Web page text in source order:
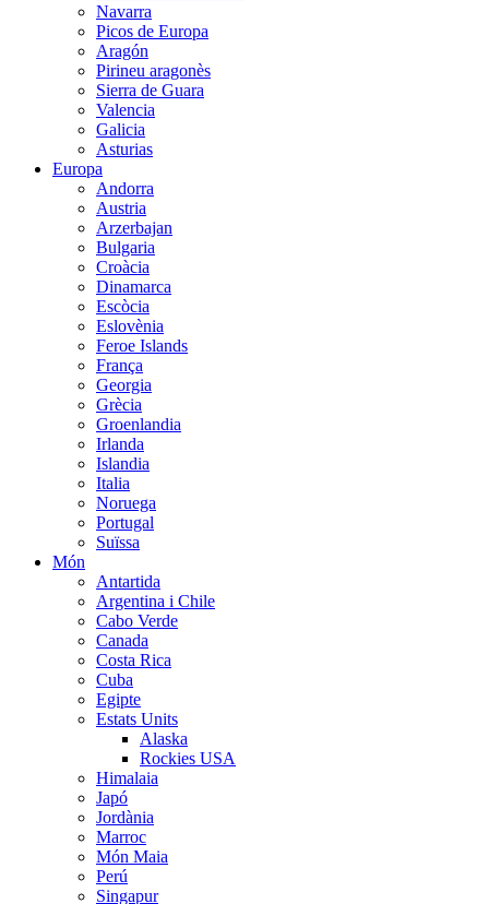
Navarra
Picos de Europa
Aragón
Pirineu aragonès
Sierra de Guara
Valencia
Galicia
Asturias
Europa
Andorra
Austria
Arzerbajan
Bulgaria
Croàcia
Dinamarca
Escòcia
Eslovènia
Feroe Islands
França
Georgia
Grècia
Groenlandia
Irlanda
Islandia
Italia
Noruega
Portugal
Suïssa
Món
Antartida
Argentina i Chile
Cabo Verde
Canada
Costa Rica
Cuba
Egipte
Estats Units
Alaska
Rockies USA
Himalaia
Japó
Jordània
Marroc
Món Maia
Perú
Singapur